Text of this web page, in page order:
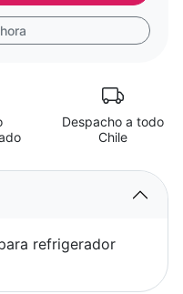
Despacho a todo
Chile
refrigerador